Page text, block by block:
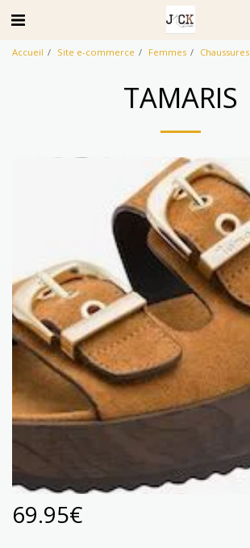
Accueil Site e-commerce Femmes Chaussures
TAMARIS
69.95€